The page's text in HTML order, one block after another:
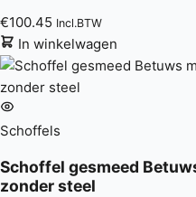
€100.45 Incl.BTW
In winkelwagen
Schoffels
Schoffel gesmeed
zonder steel